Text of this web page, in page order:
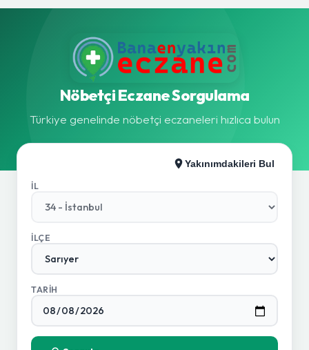
Nöbetçi Eczane Sorgulama
Türkiye genelinde nöbetçi eczaneleri hızlıca bulun
Yakınımdakileri Bul
İL
İLÇE
TARIH